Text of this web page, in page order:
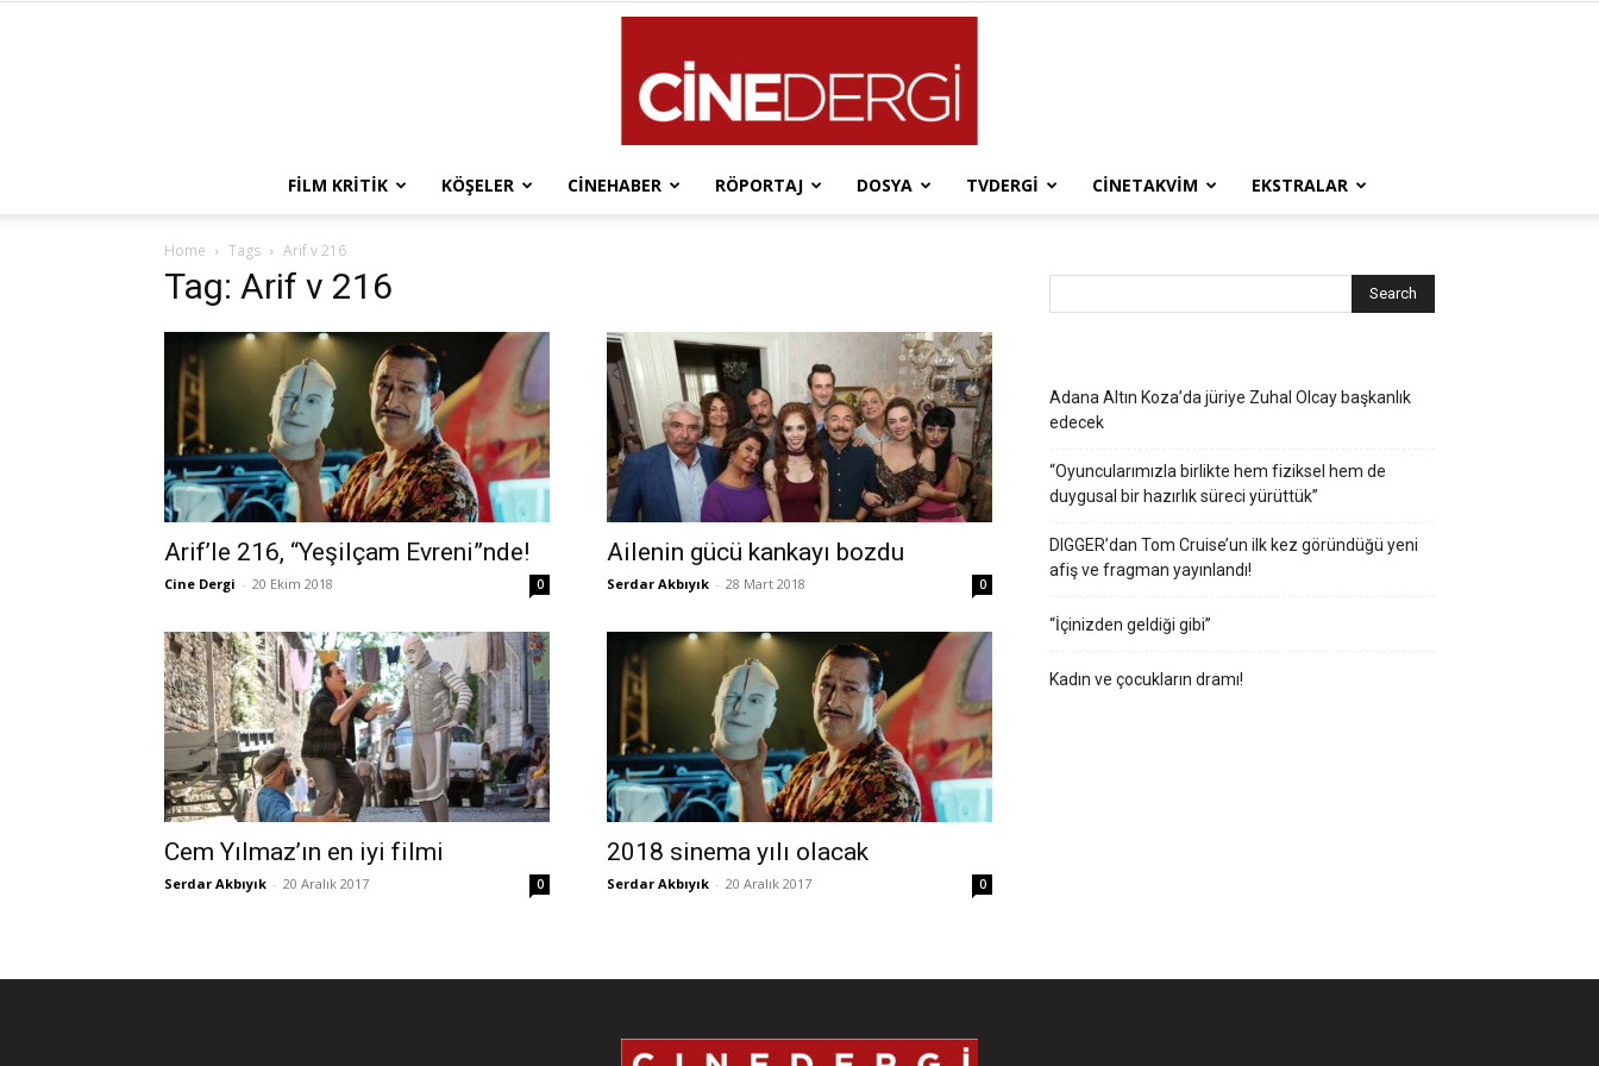
FILM KRITIK KÖŞELER CINEHABER RÖPORTAJ DOSYA TVDERGI CINETAKVIM EKSTRALAR
Home Tags Arif v 216
Tag: Arif v 216
Arif’le 216, “Yeşilçam Evreni”nde!
Cine Dergi - 20 Ekim 2018 0
Ailenin gücü kankayı bozdu
Serdar Akbıyık - 28 Mart 2018 0
Cem Yılmaz’ın en iyi filmi
Serdar Akbıyık - 20 Aralık 2017 0
2018 sinema yılı olacak
Serdar Akbıyık - 20 Aralık 2017 0
Adana Altın Koza’da jüriye Zuhal Olcay başkanlık
edecek
“Oyuncularımızla birlikte hem fiziksel hem de
duygusal bir hazırlık süreci yürüttük”
DIGGER’dan Tom Cruise’un ilk kez göründüğü yeni
afiş ve fragman yayınlandı!
“İçinizden geldiği gibi”
Kadın ve çocukların dramı!